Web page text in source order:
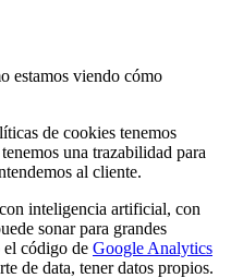
estamos viendo cómo
de cookies tenemos
una trazabilidad para
al cliente.
inteligencia artificial, con
sonar para grandes
el código de Google Analytics
de data, tener datos propios.